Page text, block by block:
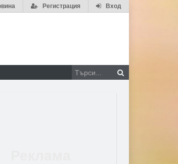
Вход
Регистрация